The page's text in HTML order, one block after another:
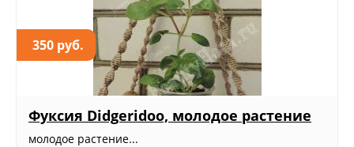
350 руб.
Фуксия Didgeridoo, молодое растение
молодое растение...